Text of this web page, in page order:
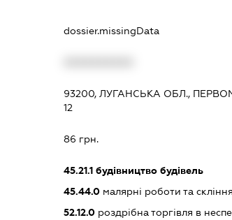
dossier.missingData
93200, ЛУГАНСЬКА ОБЛ.,
12
86 грн.
45.21.1будівництво будівель
45.44.0малярні роботи та скління
52.12.0роздрібна торгівля в